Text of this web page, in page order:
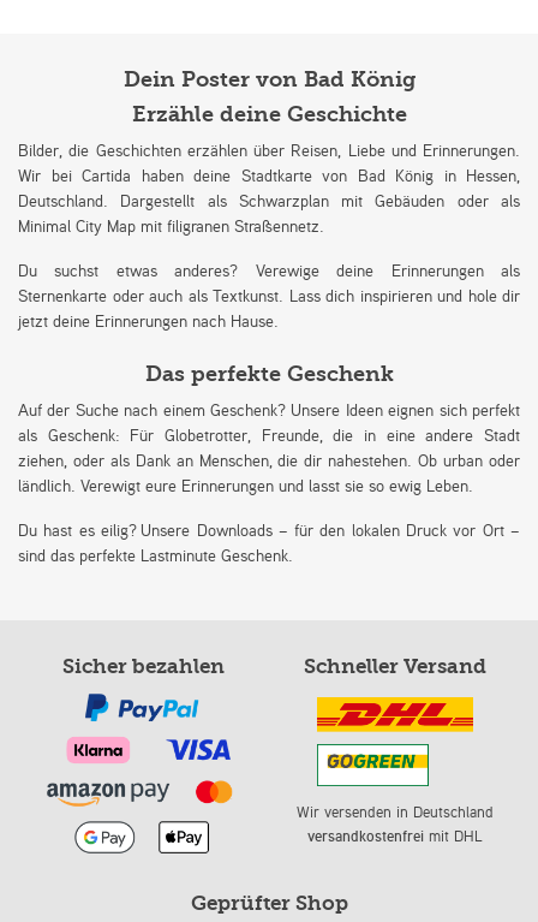
Dein Poster von Bad König
Erzähle deine Geschichte
Bilder, die Geschichten erzählen über Reisen, Liebe und Erinnerungen.
Wir bei Cartida haben deine Stadtkarte von Bad König in Hessen,
Deutschland. Dargestellt als Schwarzplan mit Gebäuden oder als
Minimal City Map mit filigranen Straßennetz.
Du suchst etwas anderes? Verewige deine Erinnerungen als
Sternenkarte oder auch als Textkunst. Lass dich inspirieren und hole dir
jetzt deine Erinnerungen nach Hause.
Das perfekte Geschenk
Auf der Suche nach einem Geschenk? Unsere Ideen eignen sich perfekt
als Geschenk: Für Globetrotter, Freunde, die in eine andere Stadt
ziehen, oder als Dank an Menschen, die dir nahestehen. Ob urban oder
ländlich. Verewigt eure Erinnerungen und lasst sie so ewig Leben.
Du hast es eilig? Unsere Downloads – für den lokalen Druck vor Ort –
sind das perfekte Lastminute Geschenk.
Sicher bezahlen Schneller Versand
Wir versenden in Deutschland
versandkostenfreimit DHL
Geprüfter Shop